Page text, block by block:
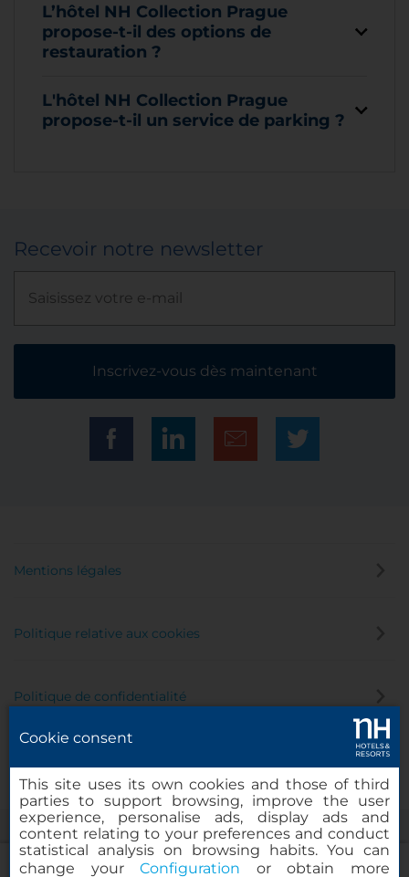
L’hôtel NH Collection Prague
propose-t-il des options de
restauration ?
L'hôtel NH Collection Prague
propose-t-il un service de parking ?
Recevoir notre newsletter
Inscrivez-vous dès maintenant
Mentions légales
Politique relative aux cookies
Politique de confidentialité
Cookie consent
This site uses its own cookies and those of third
parties to support browsing, improve the user
experience, personalise ads, display ads and
content relating to your preferences and conduct
statistical analysis on browsing habits. You can
change yourConfiguration or obtain more